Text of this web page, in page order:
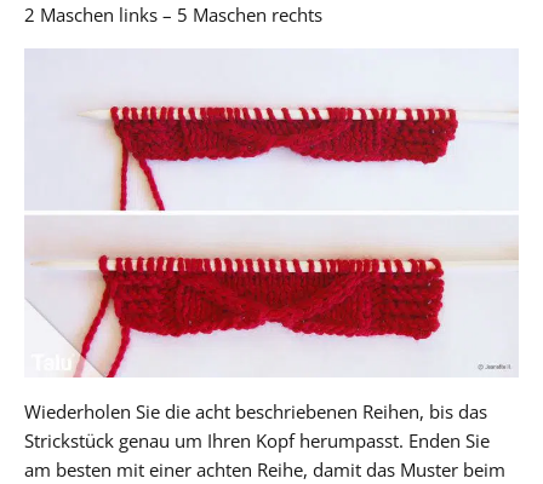
2 Maschen links – 5 Maschen rechts
Wiederholen Sie die acht beschriebenen Reihen, bis das
Strickstück genau um Ihren Kopf herumpasst. Enden Sie
am besten mit einer achten Reihe, damit das Muster beim